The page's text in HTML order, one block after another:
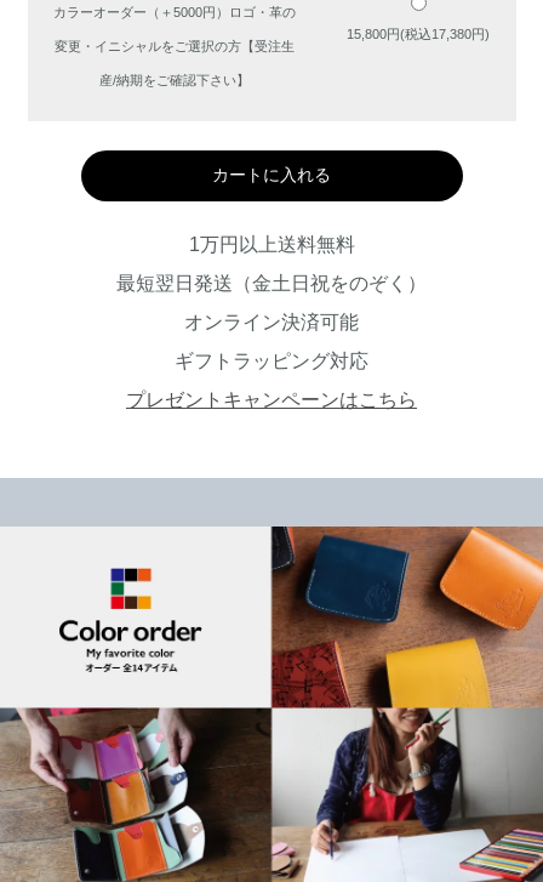
カラーオーダー（＋5000円）ロゴ・革の
変更・イニシャルをご選択の方【受注生
産/納期をご確認下さい】
15,800円(税込17,380円)
カートに入れる
1万円以上送料無料
最短翌日発送（金土日祝をのぞく）
オンライン決済可能
ギフトラッピング対応
プレゼントキャンペーンはこちら